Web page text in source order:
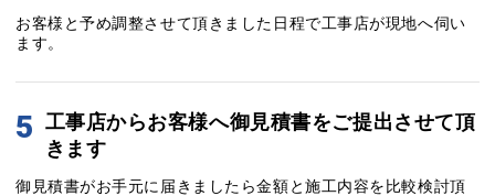
お客様と予め調整させて頂きました日程で工事店が現地へ伺い
ます。
5 工事店からお客様へ御見積書をご提出させて頂
きます
御見積書がお手元に届きましたら金額と施工内容を比較検討頂